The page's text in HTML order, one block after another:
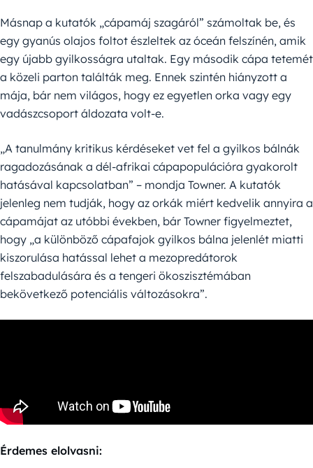
Másnap a kutatók „cápamáj szagáról” számoltak be, és
egy gyanús olajos foltot észleltek az óceán felszínén, amik
egy újabb gyilkosságra utaltak. Egy második cápa tetemét
a közeli parton találták meg. Ennek szintén hiányzott a
mája, bár nem világos, hogy ez egyetlen orka vagy egy
vadászcsoport áldozata volt-e.
„A tanulmány kritikus kérdéseket vet fel a gyilkos bálnák
ragadozásának a dél-afrikai cápapopulációra gyakorolt
hatásával kapcsolatban” – mondja Towner. A kutatók
jelenleg nem tudják, hogy az orkák miért kedvelik annyira a
cápamájat az utóbbi években, bár Towner figyelmeztet,
hogy „a különböző cápafajok gyilkos bálna jelenlét miatti
kiszorulása hatással lehet a mezopredátorok
felszabadulására és a tengeri ökoszisztémában
bekövetkező potenciális változásokra”.
Érdemes elolvasni: